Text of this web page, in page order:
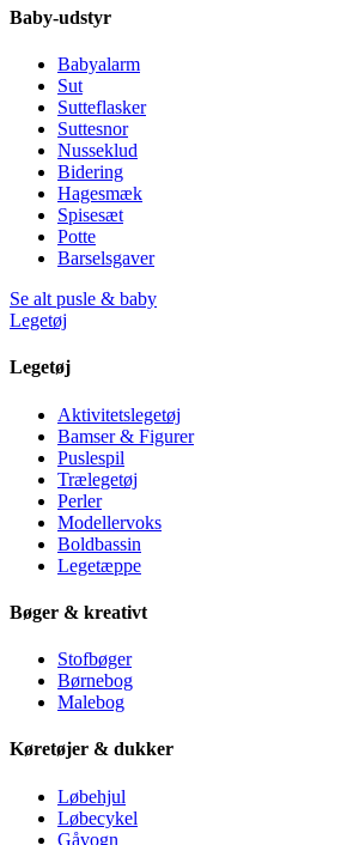
Baby-udstyr
Babyalarm
Sut
Sutteflasker
Suttesnor
Nusseklud
Bidering
Hagesmæk
Spisesæt
Potte
Barselsgaver
Se alt pusle & baby
Legetøj
Legetøj
Aktivitetslegetøj
Bamser & Figurer
Puslespil
Trælegetøj
Perler
Modellervoks
Boldbassin
Legetæppe
Bøger & kreativt
Stofbøger
Børnebog
Malebog
Køretøjer & dukker
Løbehjul
Løbecykel
Gåvogn